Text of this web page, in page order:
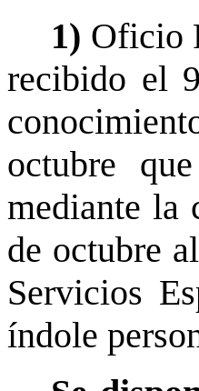
1) Oficio
recibido el
octubre
mediante la
de octubre
Servicios
índole